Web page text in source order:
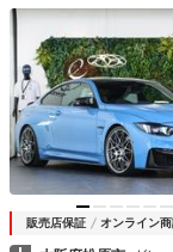
アロ ＳＬＩＳＴＯ
ｉｎｕｒ ＨＡＳ
ンション
販売店保証 オンライン